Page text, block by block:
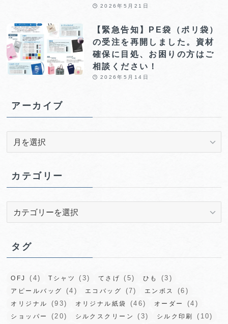
2026年5月21日
【緊急告知】PE袋（ポリ袋）
の受注を再開しました。資材
確保に目処、お困りの方はご
相談ください！
2026年5月14日
アーカイブ
ア
イ
ブ
カテゴリー
リ
ー
タグ
OFJ (4) Tシャツ (3) てさげ (5) ひも (3)
アピールバッグ (4) エコバッグ (7) エンボス (6)
オリジナル (93) オリジナル紙袋 (46) オーダー (4)
ショッパー (20) シルクスクリーン (3) シルク印刷 (10)